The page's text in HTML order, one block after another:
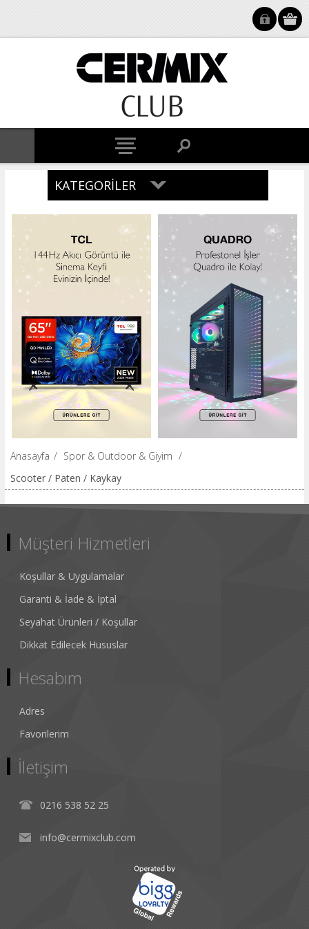
KATEGORILER
Anasayfa / Spor & Outdoor & Giyim /
Scooter / Paten / Kaykay
Müşteri Hizmetleri
Koşullar & Uygulamalar
Garanti & İade & İptal
Seyahat Ürünleri / Koşullar
Dikkat Edilecek Hususlar
Hesabım
Adres
Favorilerim
İletişim
0216 538 52 25
info@cermixclub.com